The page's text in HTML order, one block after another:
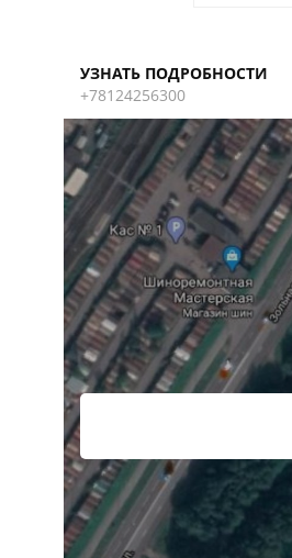
УЗНАТЬ ПОДРОБНОСТИ
+78124256300